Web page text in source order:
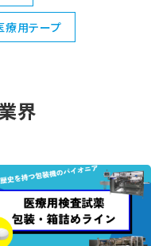
療用テープ
界